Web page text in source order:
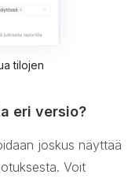
tilojen
eri versio?
joskus näyttää
Voit